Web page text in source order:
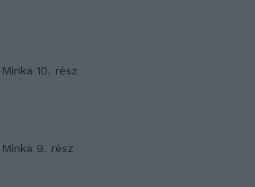
Minka 10. rész
Minka 9. rész